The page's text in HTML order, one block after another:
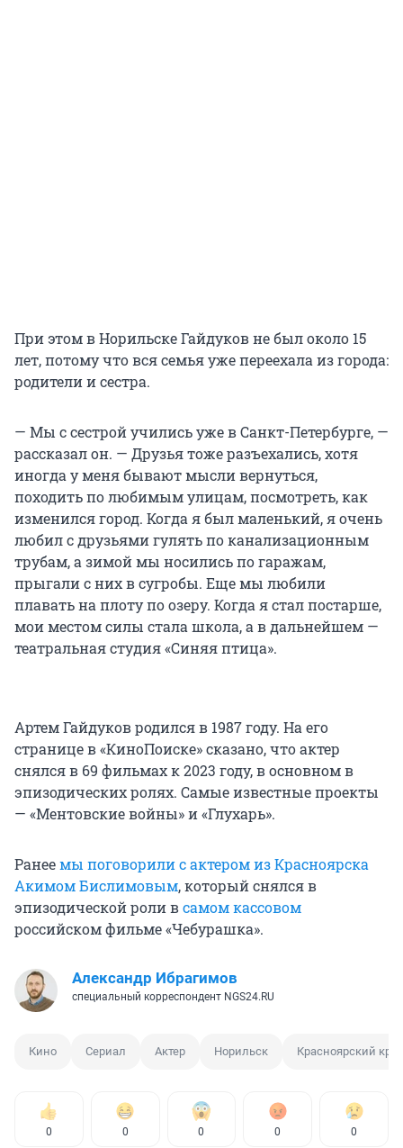
При этом в Норильске Гайдуков не был около 15
лет, потому что вся семья уже переехала из города:
родители и сестра.
— Мы с сестрой учились уже в Санкт-Петербурге, —
рассказал он. — Друзья тоже разъехались, хотя
иногда у меня бывают мысли вернуться,
походить по любимым улицам, посмотреть, как
изменился город. Когда я был маленький, я очень
любил с друзьями гулять по канализационным
трубам, а зимой мы носились по гаражам,
прыгали с них в сугробы. Еще мы любили
плавать на плоту по озеру. Когда я стал постарше,
мои местом силы стала школа, а в дальнейшем —
театральная студия «Синяя птица».
Артем Гайдуков родился в 1987 году. На его
странице в «КиноПоиске» сказано, что актер
снялся в 69 фильмах к 2023 году, в основном в
эпизодических ролях. Самые известные проекты
— «Ментовские войны» и «Глухарь».
Ранеемы поговорили с актером из Красноярска
Акимом Бислимовым, который снялся в
эпизодической роли всамом кассовом
российском фильме «Чебурашка».
Александр Ибрагимов
специальный корреспондент NGS24.RU
Кино Сериал Актер Норильск Красноярский
0 0 0 0 0